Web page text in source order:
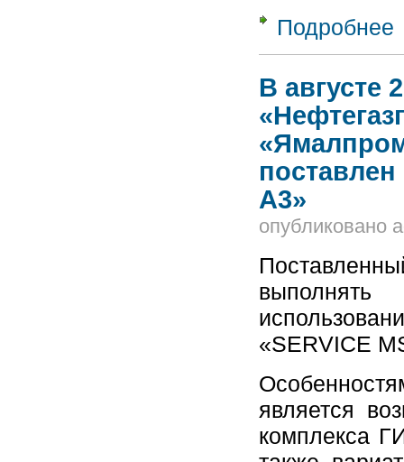
Подробнее
В августе
А3»
опубликовано
«SERVICE
является
комплекса